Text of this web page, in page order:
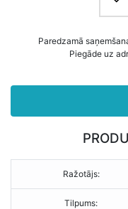
Paredzamā
Piegāde uz
Ražotājs:
Tilpums: